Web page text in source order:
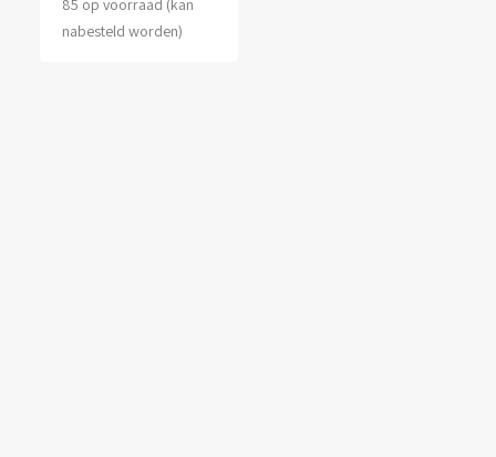
85 op voorraad (kan
nabesteld worden)